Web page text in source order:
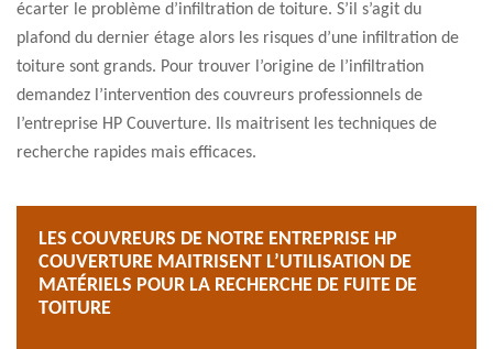
écarter le problème d’infiltration de toiture. S’il s’agit du
plafond du dernier étage alors les risques d’une infiltration de
toiture sont grands. Pour trouver l’origine de l’infiltration
demandez l’intervention des couvreurs professionnels de
l’entreprise HP Couverture. Ils maitrisent les techniques de
recherche rapides mais efficaces.
LES COUVREURS DE NOTRE ENTREPRISE HP
COUVERTURE MAITRISENT L’UTILISATION DE
MATÉRIELS POUR LA RECHERCHE DE FUITE DE
TOITURE